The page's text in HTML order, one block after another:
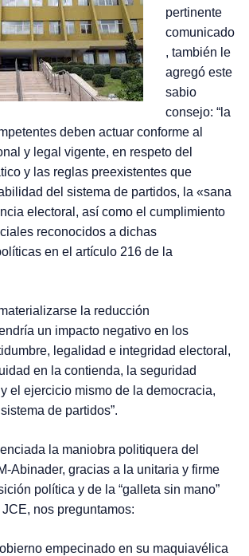
pertinente
comunicado
, también le
agregó este
sabio
consejo: “la
deben actuar conforme al
y legal vigente, en respeto del
y las reglas preexistentes que
del sistema de partidos, la «sana
electoral, así como el cumplimiento
reconocidos a dichas
en el artículo 216 de la
la reducción
un impacto negativo en los
legalidad e integridad electoral,
en la contienda, la seguridad
el ejercicio mismo de la democracia,
de partidos”.
la maniobra politiquera del
Abinader, gracias a la unitaria y firme
política y de la “galleta sin mano”
nos preguntamos:
empecinado en su maquiavélica